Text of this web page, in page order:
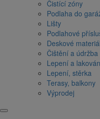
Čistící zóny
Podlaha do
Lišty
Podlahové
Deskové
Čištění a údržba
Lepení a
Lepení, stěrka
Terasy, balkony
Výprodej